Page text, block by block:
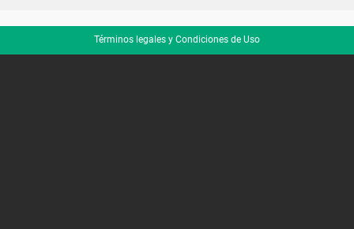
Términos legales y Condiciones de Uso